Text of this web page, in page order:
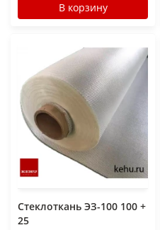
В корзину
Стеклоткань ЭЗ-100 100 +
25